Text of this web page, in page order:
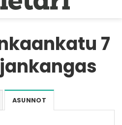
7
ASUNNOT